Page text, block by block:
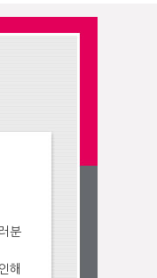
분
해